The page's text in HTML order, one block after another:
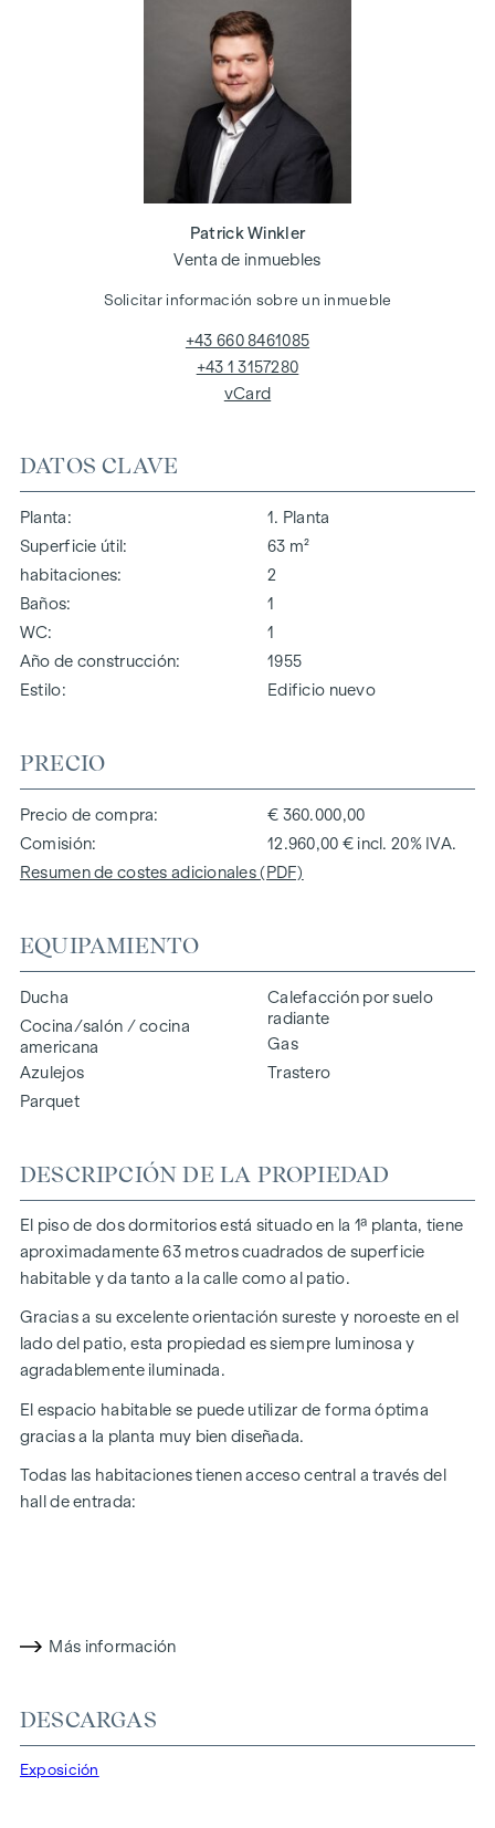
DATOS CLAVE
Planta
1. Planta
Superficie útil
63 m²
habitaciones
2
Baños
1
WC
1
Año de construcción
1955
Estilo
Edificio nuevo
PRECIO
Precio de compra
€ 360.000,00
Comisión
12.960,00 € incl. 20% IVA.
Resumen de costes adicionales (PDF)
EQUIPAMIENTO
Ducha
Cocina/salón / cocina
americana
Azulejos
Parquet
Calefacción por suelo
radiante
Gas
Trastero
DESCRIPCIÓN DE LA PROPIEDAD
El piso de dos dormitorios está situado en la 1ª planta, tiene
aproximadamente 63 metros cuadrados de superficie
habitable y da tanto a la calle como al patio.
Gracias a su excelente orientación sureste y noroeste en el
lado del patio, esta propiedad es siempre luminosa y
agradablemente iluminada.
El espacio habitable se puede utilizar de forma óptima
gracias a la planta muy bien diseñada.
Todas las habitaciones tienen acceso central a través del
hall de entrada:
- el trastero
Más información
DESCARGAS
Exposición
Patrick Winkler
Venta de inmuebles
Solicitar información sobre un inmueble
+43 660 8461085
+43 1 3157280
vCard